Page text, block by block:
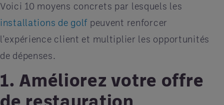
Voici 10 moyens concrets par lesquels les
installations de golf peuvent renforcer
l'expérience client et multiplier les opportunités
de dépenses.
1. Améliorez votre offre
de restauration